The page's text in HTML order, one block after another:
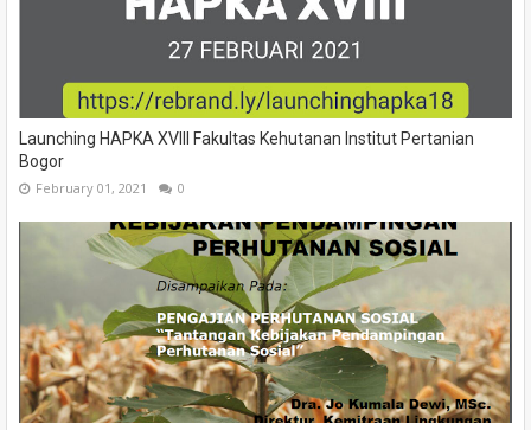
Launching HAPKA XVIII Fakultas Kehutanan Institut Pertanian
Bogor
February 01, 2021 0